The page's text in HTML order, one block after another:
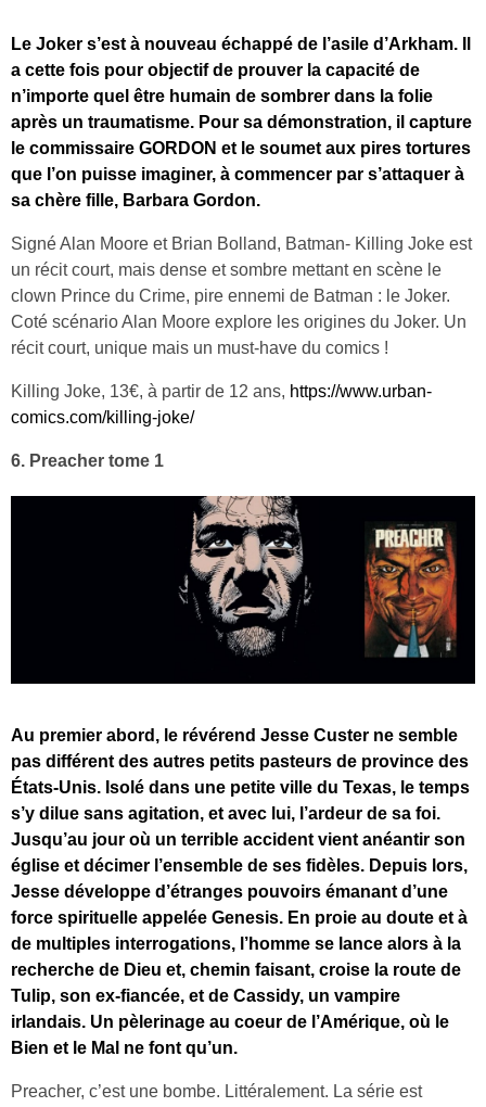
Le Joker s’est à nouveau échappé de l’asile d’Arkham. Il
a cette fois pour objectif de prouver la capacité de
n’importe quel être humain de sombrer dans la folie
après un traumatisme. Pour sa démonstration, il capture
le commissaire GORDON et le soumet aux pires tortures
que l’on puisse imaginer, à commencer par s’attaquer à
sa chère fille, Barbara Gordon.
Signé Alan Moore et Brian Bolland, Batman- Killing Joke est
un récit court, mais dense et sombre mettant en scène le
clown Prince du Crime, pire ennemi de Batman : le Joker.
Coté scénario Alan Moore explore les origines du Joker. Un
récit court, unique mais un must-have du comics !
Killing Joke, 13€, à partir de 12 ans, https://www.urban-
comics.com/killing-joke/
6. Preacher tome 1
Au premier abord, le révérend Jesse Custer ne semble
pas différent des autres petits pasteurs de province des
États-Unis. Isolé dans une petite ville du Texas, le temps
s’y dilue sans agitation, et avec lui, l’ardeur de sa foi.
Jusqu’au jour où un terrible accident vient anéantir son
église et décimer l’ensemble de ses fidèles. Depuis lors,
Jesse développe d’étranges pouvoirs émanant d’une
force spirituelle appelée Genesis. En proie au doute et à
de multiples interrogations, l’homme se lance alors à la
recherche de Dieu et, chemin faisant, croise la route de
Tulip, son ex-fiancée, et de Cassidy, un vampire
irlandais. Un pèlerinage au coeur de l’Amérique, où le
Bien et le Mal ne font qu’un.
Preacher, c’est une bombe. Littéralement. La série est